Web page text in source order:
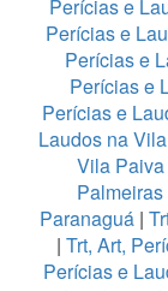
Perícias e
Perícias e
Perícias e
Perícias e
Perícias e
Laudos na
Vila Paiva
Palmeiras
Paranaguá|
| Trt, Art,
Perícias e